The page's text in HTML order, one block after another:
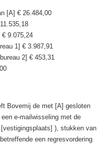
[A] € 26.484,00
€ 9.075,24
1] € 3.987,91
2] € 453,31
Bovemij de met [A] gesloten
e-mailwisseling met de
), stukken van
een regresvordering